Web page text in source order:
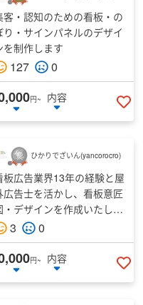
る
客・認知のための看板・の
り・サインパネルのデザイ
を制作します
127 0
円~
内容
い
る
ひかりでざいん(yancorocro)
板広告業界13年の経験と屋
広告士を活かし、看板意匠
・デザインを作成いたしま
3 0
円~
内容
い